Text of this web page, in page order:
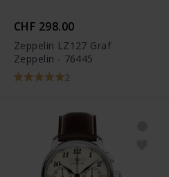
CHF 298.00
Zeppelin LZ127 Graf
Zeppelin - 76445
2